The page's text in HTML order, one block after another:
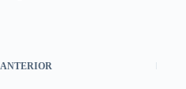
ANTERIOR